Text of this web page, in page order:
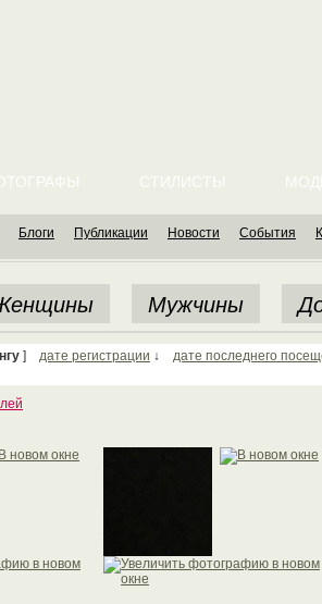
СТИЛИСТЫ
Блоги Публикации Новости События
Мужчины
] дате регистрации ↓ дате последнего